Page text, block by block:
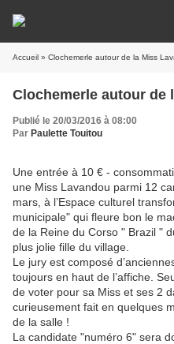
Accueil » Clochemerle autour de la Miss
Clochemerle autour de
Publié le 20/03/2016 à 08:00
Par Paulette Touitou
Une entrée à 10 € -
une Miss Lavandou parmi 12
mars, à l’Espace culturel
municipale" qui fleure bon le
de la Reine du Corso " Brazil "
plus jolie fille du village.
Le jury est composé
toujours en haut de l’affiche.
de voter pour sa Miss et ses 2
curieusement fait en quelques
de la salle !
La candidate "numéro 6" sera